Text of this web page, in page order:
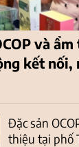
và
kết nối,
Đặc sản
thiệu tại phố